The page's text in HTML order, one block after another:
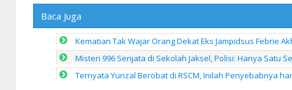
Baca Juga
Kematian Tak Wajar Orang Dekat Eks Jampidsus Febrie
Misteri 996 Senjata di Sekolah Jaksel, Polisi: Hanya Satu
Ternyata Yurizal Berobat di RSCM, Inilah Penyebabnya